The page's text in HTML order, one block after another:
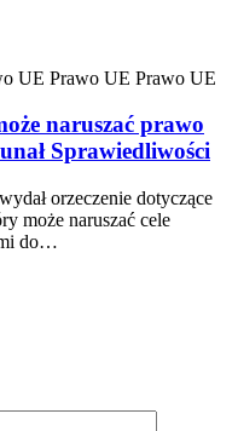
UE Prawo UE Prawo UE
naruszać prawo
Sprawiedliwości
orzeczenie dotyczące
może naruszać cele
do…